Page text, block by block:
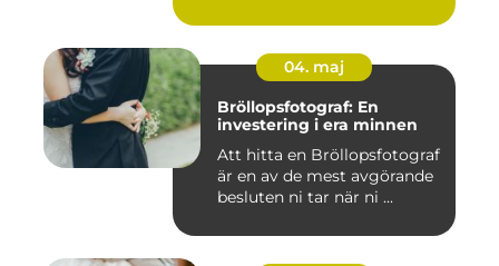
04. maj
Bröllopsfotograf: En
investering i era minnen
Att hitta en Bröllopsfotograf
är en av de mest avgörande
besluten ni tar när ni ...